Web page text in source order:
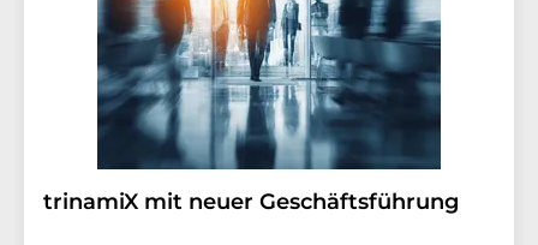
trinamiX mit neuer Geschäftsführung